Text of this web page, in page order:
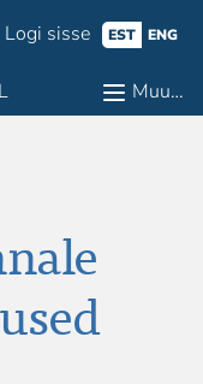
Logi sisse EST ENG
Muu…